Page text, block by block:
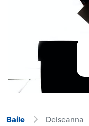
Baile Deiseanna